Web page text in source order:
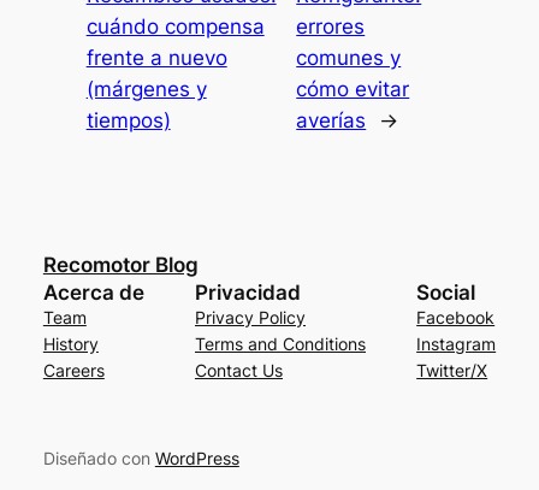
cuándo compensa
frente a nuevo
(márgenes y
tiempos)
errores
comunes y
cómo evitar
averías
→
Recomotor Blog
Acerca de
Team
History
Careers
Privacidad
Privacy Policy
Terms and Conditions
Contact Us
Social
Facebook
Instagram
Twitter/X
Diseñado con WordPress